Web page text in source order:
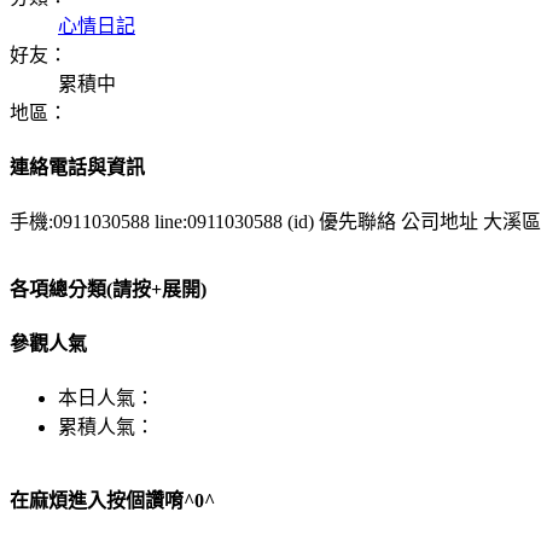
心情日記
好友：
累積中
地區：
連絡電話與資訊
手機:0911030588 line:0911030588 (id) 優先聯絡 公司地址 大溪
各項總分類(請按+展開)
參觀人氣
本日人氣：
累積人氣：
在麻煩進入按個讚唷^0^